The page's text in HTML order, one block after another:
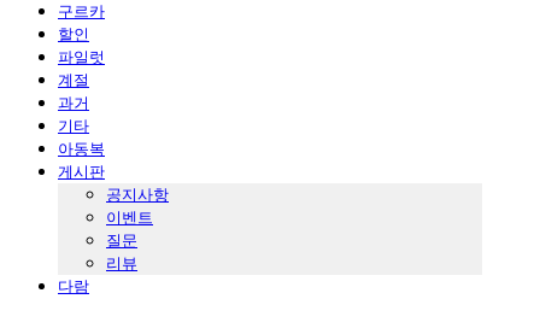
구르카
할인
파일럿
계절
과거
기타
아동복
게시판
공지사항
이벤트
질문
리뷰
다람